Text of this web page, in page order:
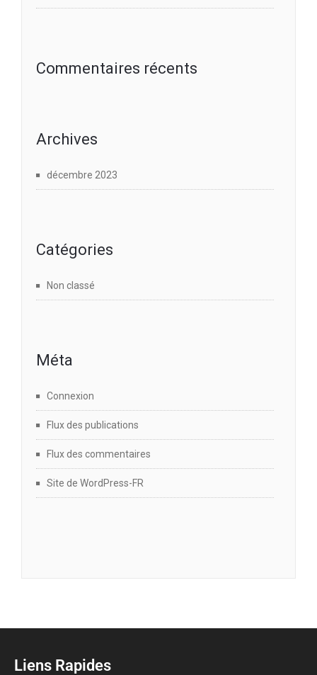
Commentaires récents
Archives
décembre 2023
Catégories
Non classé
Méta
Connexion
Flux des publications
Flux des commentaires
Site de WordPress-FR
Liens Rapides